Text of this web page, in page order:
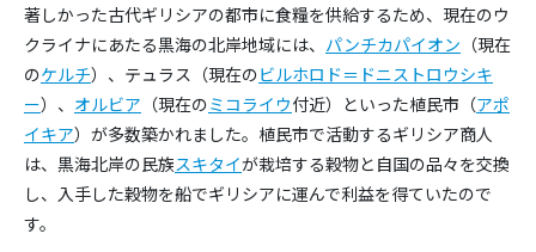
著しかった古代ギリシアの都市に食糧を供給するため、現在のウ
クライナにあたる黒海の北岸地域には、 パンチカパイオン （現在
のケルチ）、テュラス（現在のビルホロド＝ドニストロウシキ
ー）、 オルビア （現在のミコライウ付近）といった植民市（アポ
イキア）が多数築かれました。植民市で活動するギリシア商人
は、黒海北岸の民族スキタイが栽培する穀物と自国の品々を交換
し、入手した穀物を船でギリシアに運んで利益を得ていたので
す。